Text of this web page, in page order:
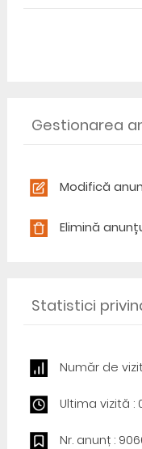
Gestionarea
Modifică
Elimină
Statistici
Număr de
Ultima vizită :
Nr. anunț :